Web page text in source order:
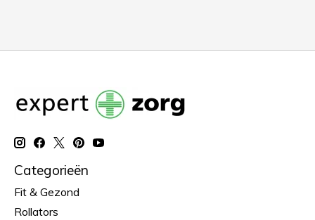
Categorieën
Fit & Gezond
Rollators